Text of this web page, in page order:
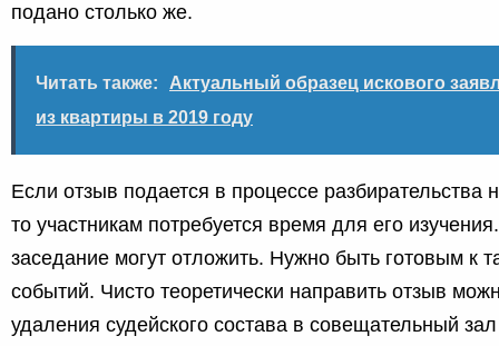
подано столько же.
Читать также:
Актуальный образец искового
из квартиры в 2019 году
Если отзыв подается в процессе разбирательства
то участникам потребуется время для его
заседание могут отложить. Нужно быть готовым к
событий. Чисто теоретически направить отзыв
удаления судейского состава в совещательный